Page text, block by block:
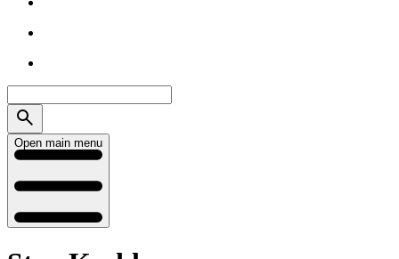
Open main menu